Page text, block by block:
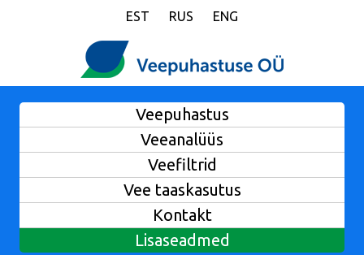
EST RUS ENG
Veepuhastus
Veeanalüüs
Veefiltrid
Vee taaskasutus
Kontakt
Lisaseadmed